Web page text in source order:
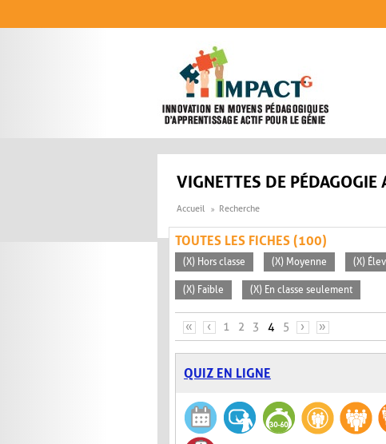
VIGNETTES DE PÉDAGOGIE
Accueil Recherche
TOUTES LES FICHES (100)
(X) Hors classe (X) Moyenne (X)
(X) Faible (X) En classe seulement
PAGES
« ‹ 1 2 3 4 5 › »
QUIZ EN LIGNE